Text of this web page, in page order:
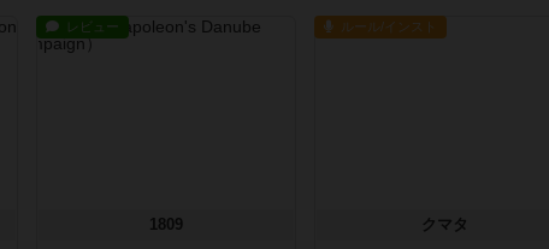
レビュー
1809
ルール/インスト
クマタ